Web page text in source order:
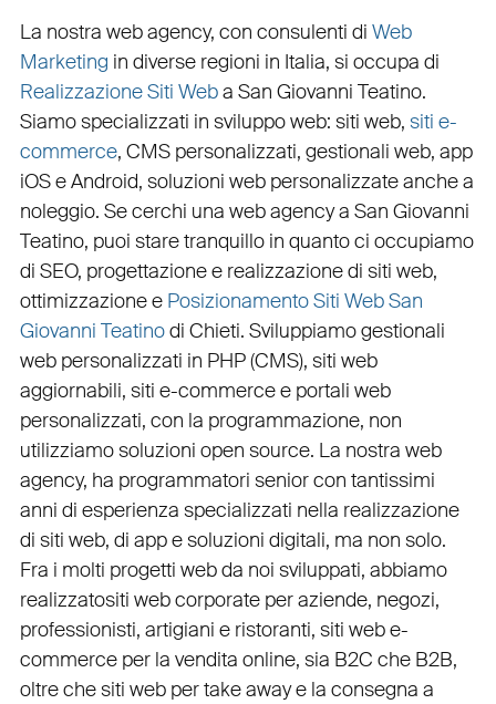
La nostra web agency, con consulenti di Web
Marketing in diverse regioni in Italia, si occupa di
Realizzazione Siti Weba San Giovanni Teatino.
Siamo specializzati in sviluppo web: siti web, siti e-
commerce, CMS personalizzati, gestionali web, app
iOS e Android, soluzioni web personalizzateanche a
noleggio. Se cerchi una web agency a San Giovanni
Teatino, puoi stare tranquillo in quanto ci occupiamo
di SEO, progettazione e realizzazione di siti web,
ottimizzazionee Posizionamento Siti Web San
Giovanni Teatinodi Chieti. Sviluppiamogestionali
web personalizzati in PHP(CMS), siti web
aggiornabili, siti e-commercee portali web
personalizzati, con la programmazione, non
utilizziamo soluzioni open source. La nostra web
agency, ha programmatori senior con tantissimi
anni di esperienza specializzati nella realizzazione
di siti web, di app e soluzioni digitali, ma non solo.
Fra i molti progetti web da noi sviluppati, abbiamo
realizzatositi web corporateperaziende, negozi,
professionisti, artigiani e ristoranti, siti web e-
commerceper la vendita online, sia B2C che B2B,
oltre chesiti web per take awaye la consegna a